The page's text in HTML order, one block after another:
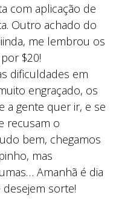
com aplicação de
Outro achado do
me lembrou os
$20!
dificuldades em
engraçado, os
a gente quer ir, e se
recusam o
bem, chegamos
mas
Amanhã é dia
sorte!